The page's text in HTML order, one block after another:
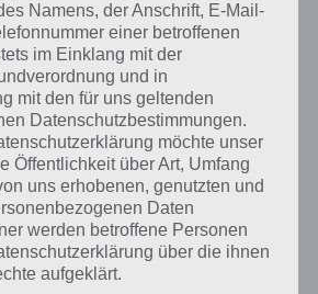
das tägliche Rätsel am 23.4.2018 in 4 Bilder 1
hat dieses eigentlich und was gibt es
Lösungen präsentieren wir daher
die meisten einen runden Fremkörper
können Perlen auch künstlich hergestellt
Schmuckgegenstand und können aus
bestehen. Wusstest du, dass Perle
der Stepenitz in Brandenburg ist und damit
Namens, der Anschrift, E-Mail-
einer betroffenen
im Einklang mit der
und in
mit den für uns geltenden
Datenschutzbestimmungen.
möchte unser
Öffentlichkeit über Art, Umfang
uns erhobenen, genutzten und
Daten
werden betroffene Personen
über die ihnen
aufgeklärt.